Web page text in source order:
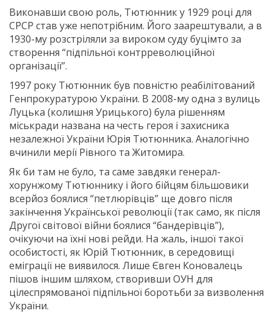
Виконавши свою роль, Тютюнник у 1929 році для
СРСР став уже непотрібним. Його заарештували, а в
1930-му розстріляли за вироком суду буцімто за
створення “підпільної контрреволюційної
організації”.
1997 року Тютюнник був повністю реабілітований
Генпрокуратурою України. В 2008-му одна з вулиць
Луцька (колишня Урицького) була рішенням
міськради названа на честь героя і захисника
незалежної України Юрія Тютюнника. Аналогічно
вчинили мерії Рівного та Житомира.
Як би там не було, та саме завдяки генерал-
хорунжому Тютюннику і його бійцям більшовики
всерйоз боялися “петлюрівців” ще довго після
закінчення Української революції (так само, як після
Другої світової війни боялися “бандерівців”),
очікуючи на їхні нові рейди. На жаль, іншої такої
особистості, як Юрій Тютюнник, в середовищі
еміграції не виявилося. Лише Євген Коновалець
пішов іншим шляхом, створивши ОУН для
цілеспрямованої підпільної боротьби за визволення
України.